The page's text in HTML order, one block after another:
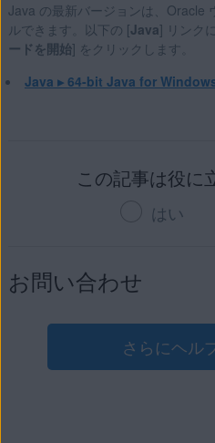
Java の最新バージョンは、Oracle
ルできます。以下の [Java] リンク
ードを開始] をクリックします。
Java ▸ 64-bit Java for
この記事は役に
はい
お問い合わせ
さらにヘル